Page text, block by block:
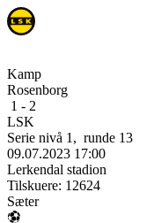
Kamp
Rosenborg
1 - 2
LSK
Serie nivå 1 , runde 13
09.07.2023 17:00
Lerkendal stadion
Tilskuere: 12624
Sæter